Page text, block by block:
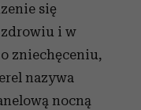
się
zdrowiu i w
zniechęceniu,
nazywa
nocną